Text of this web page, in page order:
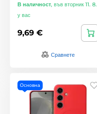
В наличност, във вторник 11. 8.
у вас
9,69 €
Сравнете
Основна